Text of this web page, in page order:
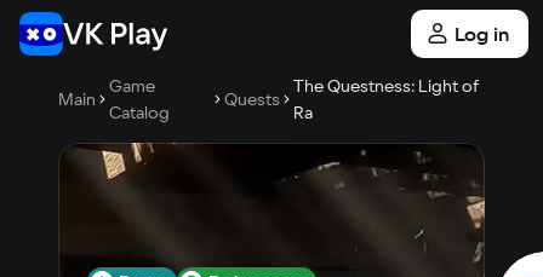
Log in
Main
Game
Catalog
Quests
The Questness: Light of
Ra